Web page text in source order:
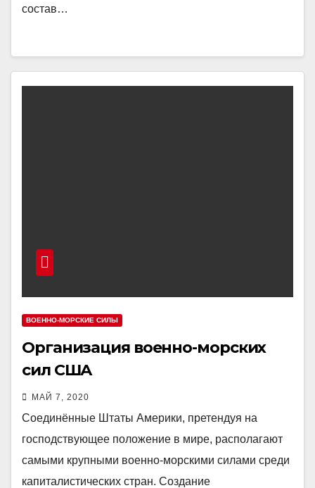
состав…
ВОЕННО-МОРСКИЕ СИЛЫ
Организация военно-морских
сил США
МАЙ 7, 2020
Соединённые Штаты Америки, претендуя на
господствующее положение в мире, располагают
самыми крупными военно-морскими силами среди
капиталистических стран. Создание